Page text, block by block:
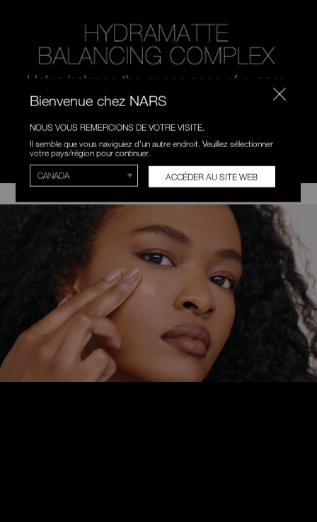
Bienvenue chez NARS
NOUS VOUS REMERCIONS DE VOTRE VISITE.
Il semble que vous naviguiez d'un autre endroit. Veuillez sélectionner
votre pays/région pour continuer.
ACCÉDER AU SITE WEB